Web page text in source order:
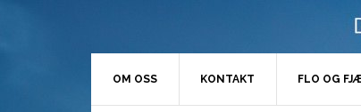
OM OSS KONTAKT FLO OG